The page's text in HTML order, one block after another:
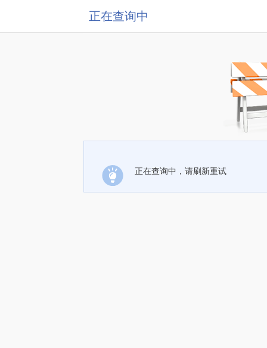
正在查询中
正在查询中，请刷新重试